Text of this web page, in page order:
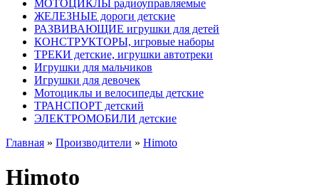
МОТОЦИКЛЫ радиоуправляемые
ЖЕЛЕЗНЫЕ дороги детские
РАЗВИВАЮЩИЕ игрушки для детей
КОНСТРУКТОРЫ, игровые наборы
ТРЕКИ детские, игрушки автотреки
Игрушки для мальчиков
Игрушки для девочек
Мотоциклы и велосипеды детские
ТРАНСПОРТ детский
ЭЛЕКТРОМОБИЛИ детские
Главная » Производители » Himoto
Himoto